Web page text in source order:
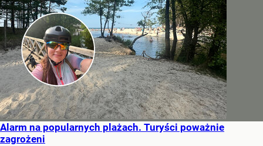
Alarm na popularnych plażach. Turyści poważnie
zagrożeni